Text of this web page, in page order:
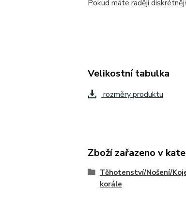
Pokud máte raději
Velikostní tabulka
rozměry produktu
Zboží zařazeno v
Těhotenství/Nošení/
korále